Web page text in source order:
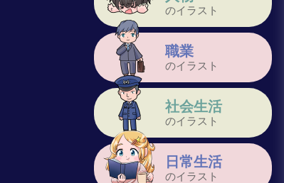
のイラスト
職業
のイラスト
社会生活
のイラスト
日常生活
のイラスト